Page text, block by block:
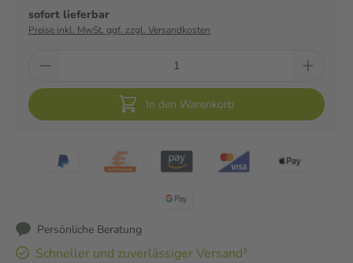
sofort lieferbar
Preise inkl. MwSt. ggf. zzgl. Versandkosten
In den Warenkorb
Persönliche Beratung
Schneller und zuverlässiger Versand³